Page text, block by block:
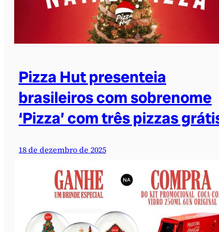
Pizza Hut presenteia
brasileiros com sobrenome
‘Pizza’ com três pizzas
18 de dezembro de 2025